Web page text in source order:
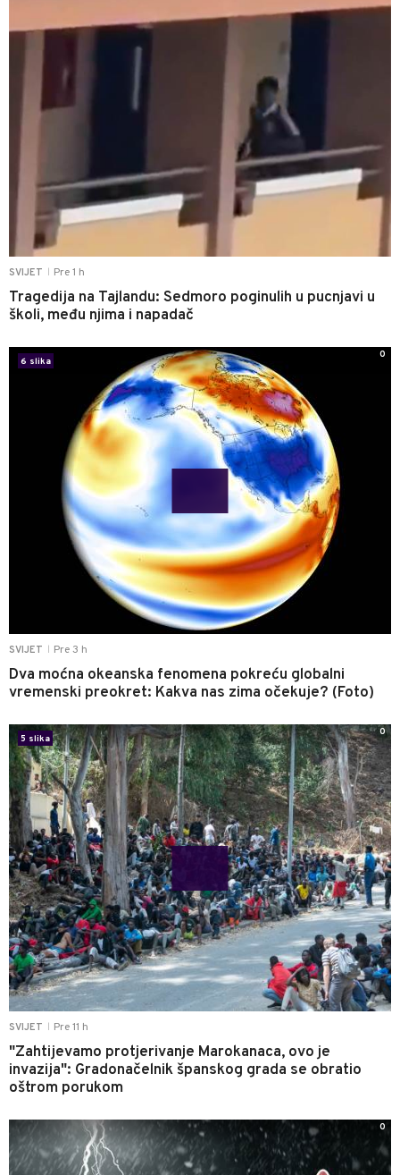
SVIJET Pre 1 h
Tragedija na Tajlandu: Sedmoro poginulih u pucnjavi u
školi, među njima i napadač
SVIJET Pre 3 h
Dva moćna okeanska fenomena pokreću globalni
vremenski preokret: Kakva nas zima očekuje? (Foto)
6 slika
0
SVIJET Pre 11 h
"Zahtijevamo protjerivanje Marokanaca, ovo je
invazija": Gradonačelnik španskog grada se obratio
oštrom porukom
5 slika
0
0